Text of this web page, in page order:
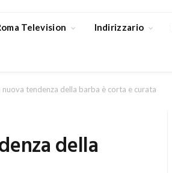
Television Indirizzario
tendenza della barba è corta e curata
della